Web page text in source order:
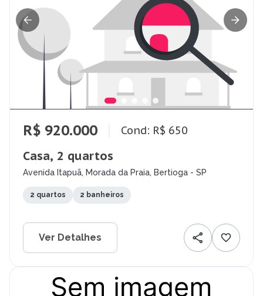
R$ 920.000 Cond: R$ 650
Casa, 2 quartos
Avenida Itapuã, Morada da Praia, Bertioga - SP
2 quartos 2 banheiros
Ver Detalhes